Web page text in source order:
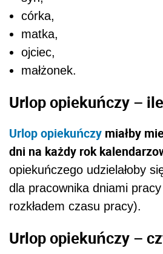
córka,
matka,
ojciec,
małżonek.
Urlop opiekuńczy –
Urlop opiekuńczy miałby
dni na każdy rok
opiekuńczego udzielałoby
dla pracownika dniami
rozkładem czasu pracy).
Urlop opiekuńczy –